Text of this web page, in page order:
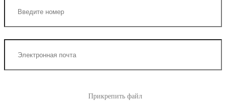
Прикрепить файл